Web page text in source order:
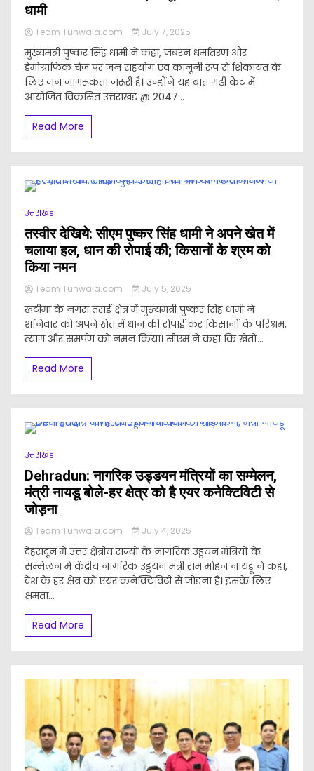
धामी
Team Tunwala.com July 7, 2025
मुख्यमंत्री पुष्कर सिंह धामी ने कहा, जबरन धर्मांतरण और
डेमोग्राफिक चेंज पर जन सहयोग एवं कानूनी रूप से शिकायत के
लिए जन जागरूकता जरूरी है। उन्होंने यह बात गढ़ी कैंट में
आयोजित विकसित उत्तराखंड @ 2047...
Read More
उत्तराखंड
तस्वीर देखिये: सीएम पुष्कर सिंह धामी ने अपने खेत में
चलाया हल, धान की रोपाई की; किसानों के श्रम को
किया नमन
Team Tunwala.com July 5, 2025
खटीमा के नगरा तराई क्षेत्र में मुख्यमंत्री पुष्कर सिंह धामी ने
शनिवार को अपने खेत में धान की रोपाई कर किसानों के परिश्रम,
त्याग और समर्पण को नमन किया। सीएम ने कहा कि खेतों...
Read More
उत्तराखंड
Dehradun: नागरिक उड्डयन मंत्रियों का सम्मेलन,
मंत्री नायडू बोले-हर क्षेत्र को है एयर कनेक्टिविटी से
जोड़ना
Team Tunwala.com July 4, 2025
देहरादून में उत्तर क्षेत्रीय राज्यों के नागरिक उड्डयन मंत्रियों के
सम्मेलन में केंद्रीय नागरिक उड्डयन मंत्री राम मोहन नायडू ने कहा,
देश के हर क्षेत्र को एयर कनेक्टिविटी से जोड़ना है। इसके लिए
क्षमता...
Read More